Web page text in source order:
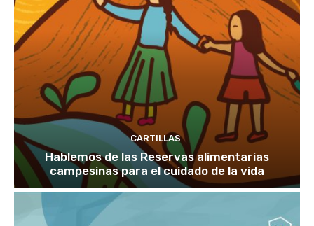
CARTILLAS
Hablemos de las Reservas alimentarias
campesinas para el cuidado de la vida